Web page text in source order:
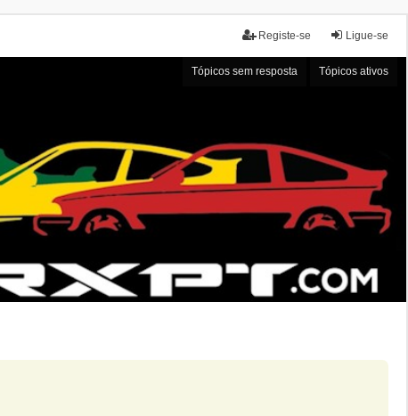
Ligue-se
Registe-se
Tópicos sem resposta Tópicos ativos